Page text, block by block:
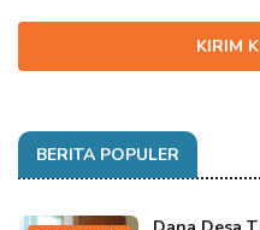
KIRIM
BERITA POPULER